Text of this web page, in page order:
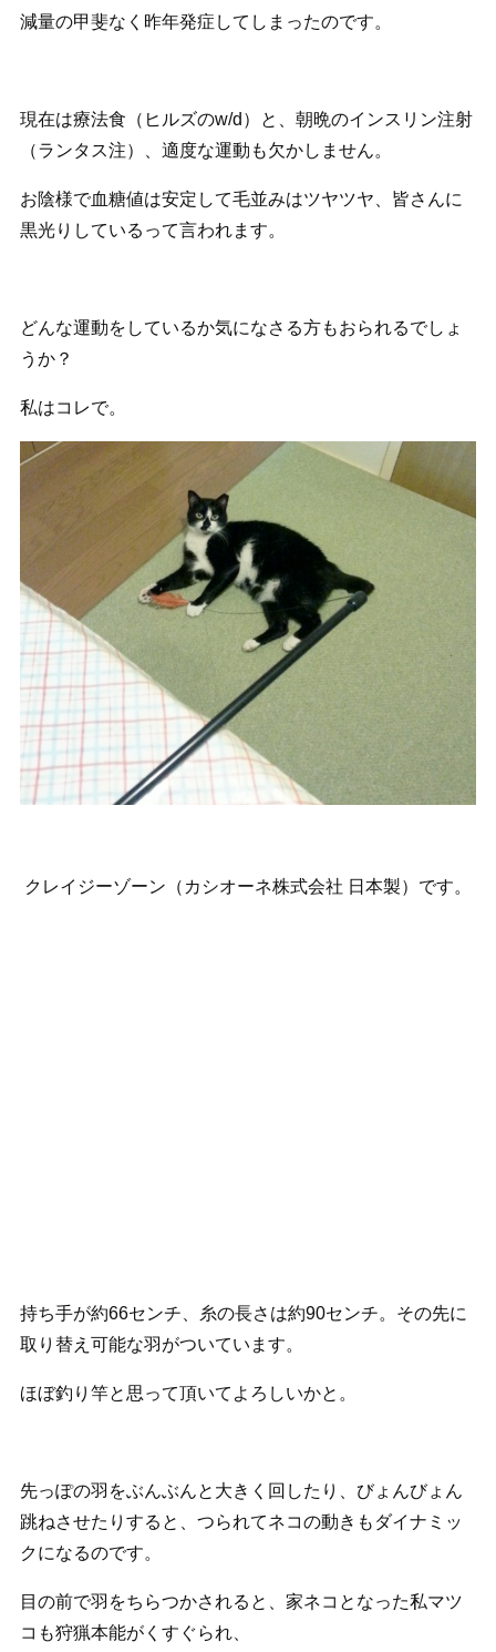
減量の甲斐なく昨年発症してしまったのです。
現在は療法食（ヒルズのw/d）と、朝晩のインスリン注射
（ランタス注）、適度な運動も欠かしません。
お陰様で血糖値は安定して毛並みはツヤツヤ、皆さんに
黒光りしているって言われます。
どんな運動をしているか気になさる方もおられるでしょ
うか？
私はコレで。
クレイジーゾーン（カシオーネ株式会社 日本製）です。
持ち手が約66センチ、糸の長さは約90センチ。その先に
取り替え可能な羽がついています。
ほぼ釣り竿と思って頂いてよろしいかと。
先っぽの羽をぶんぶんと大きく回したり、びょんびょん
跳ねさせたりすると、つられてネコの動きもダイナミッ
クになるのです。
目の前で羽をちらつかされると、家ネコとなった私マツ
コも狩猟本能がくすぐられ、